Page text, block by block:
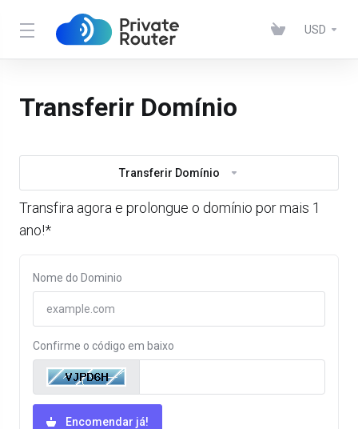
USD
Transferir Domínio
Transferir Domínio
Transfira agora e prolongue o domínio por mais 1
ano!*
Nome do Dominio
Confirme o código em baixo
Encomendar já!